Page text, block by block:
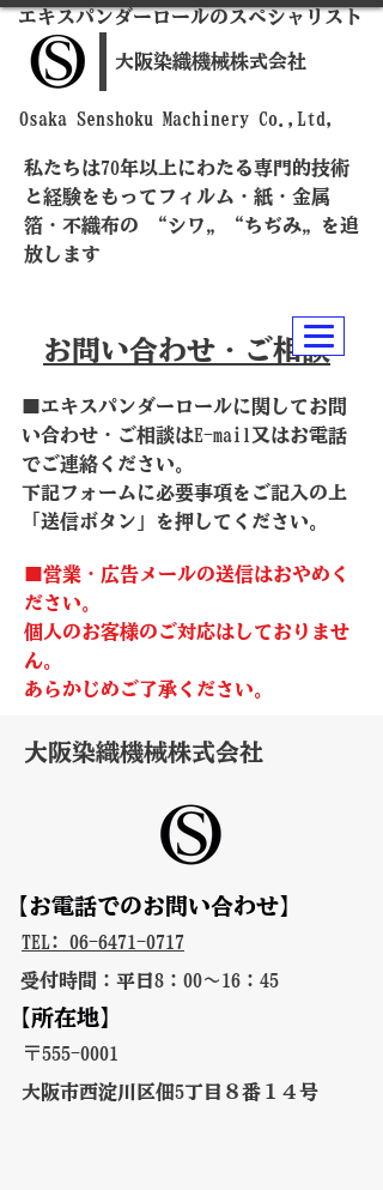
​Osaka Senshoku Machinery Co.,Ltd,
​エキスパンダーロールのスペシャリスト
​大阪染織機械株式会社
私たちは70年以上にわたる専門的技術
と経験をもってフィルム・紙・金属
箔・不織布の “シワ„ “ちぢみ„ を追
放します
​お問い合わせ・ご相談
■エキスパンダーロールに関してお問
い合わせ・ご相談はE-mail又はお電話
でご連絡ください。
​下記フォームに必要事項をご記入の上
「送信ボタン」を押してください。
■営業・広告メールの送信はおやめく
ださい。
個人のお客様のご対応はしておりませ
ん。
​あらかじめご了承ください。
​​大阪染織機械株式会社
【お電話でのお問い合わせ】
TEL: 06-6471-0717
受付時間：平日8：00～16：45
【所在地】
​〒555-0001
​大阪市西淀川区佃5丁目８番１４号